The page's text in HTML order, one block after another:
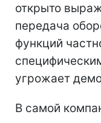
открыто
передача
функций
угрожает
В самой